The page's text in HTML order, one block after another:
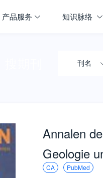
产品服务 知识脉络
刊名
Annalen
Geologie
CA PubMed